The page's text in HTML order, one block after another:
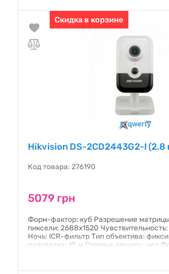
Гарантия:12 месяцев
Скидка в корзине
Hikvision DS-2CD2443G2-I (2.8
Код товара: 276190
5079 грн
Форм-фактор: куб Разрешение
пиксели: 2688х1520
Ночь: ICR-фильтр Тип объектива:
подсветка: 10 м Степень защиты: нет
Гарантия:12 месяцев